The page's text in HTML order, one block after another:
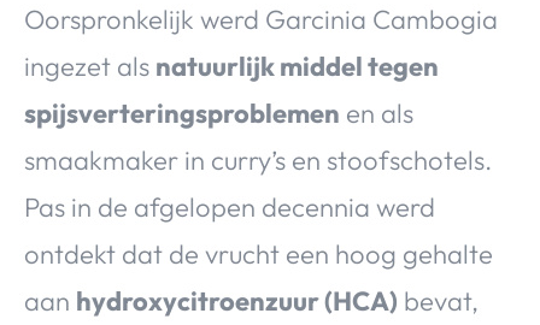
Oorspronkelijk werd Garcinia Cambogia
ingezet als natuurlijk middel tegen
spijsverteringsproblemen en als
smaakmaker in curry’s en stoofschotels.
Pas in de afgelopen decennia werd
ontdekt dat de vrucht een hoog gehalte
aan hydroxycitroenzuur (HCA) bevat,